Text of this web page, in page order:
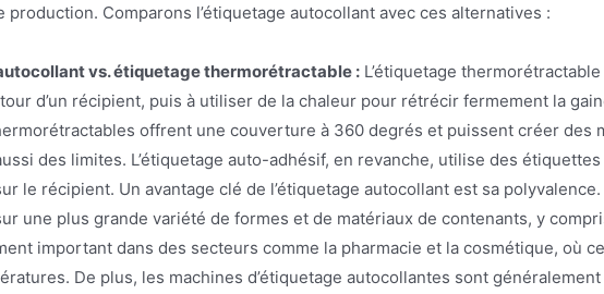
Comparons l’étiquetage autocollant avec ces alternatives :
vs. étiquetage thermorétractable : L’étiquetage
d’un récipient, puis à utiliser de la chaleur pour rétrécir fermement la
offrent une couverture à 360 degrés et puissent créer des
des limites. L’étiquetage auto-adhésif, en revanche, utilise des
le récipient. Un avantage clé de l’étiquetage autocollant est sa
une plus grande variété de formes et de matériaux de contenants, y
important dans des secteurs comme la pharmacie et la cosmétique, où
De plus, les machines d’étiquetage autocollantes sont